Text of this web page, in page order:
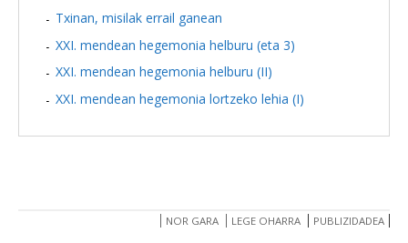
Txinan, misilak errail ganean
XXI. mendean hegemonia helburu (eta 3)
XXI. mendean hegemonia helburu (II)
XXI. mendean hegemonia lortzeko lehia (I)
NOR GARA LEGE OHARRA PUBLIZIDADEA